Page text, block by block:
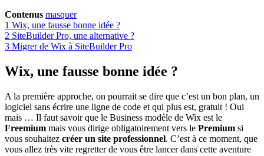
Contenus masquer
1 Wix, une fausse bonne idée ?
2 SiteBuilder Pro, une alternative ?
3 Migrer de Wix à SiteBuilder Pro
Wix, une fausse bonne idée ?
A la première approche, on pourrait se dire que c’est un bon plan, un
logiciel sans écrire une ligne de code et qui plus est, gratuit ! Oui
mais … Il faut savoir que le Business modèle de Wix est le
Freemium mais vous dirige obligatoirement vers le Premium si
vous souhaitez créer un site professionnel. C’est à ce moment, que
vous allez très vite regretter de vous être lancer dans cette aventure